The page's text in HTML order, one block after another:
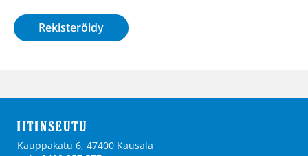
Rekisteröidy
Kauppakatu 6, 47400 Kausala